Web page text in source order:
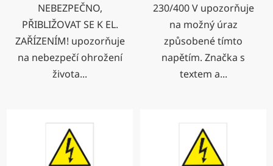
NEBEZPEČNO,
PŘIBLIŽOVAT SE K EL.
ZAŘÍZENÍM! upozorňuje
na nebezpečí ohrožení
života...
230/400 V upozorňuje
na možný úraz
způsobené tímto
napětím. Značka s
textem a...